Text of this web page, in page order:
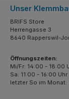
Unser
BRIFS Store
Herrengasse 3
8640 Rapperswil-
Öffnungszeiten:
Mi/Fr: 14:00 - 18:00
Sa: 11:00 - 16:00 Uhr
letzter So im Monat: